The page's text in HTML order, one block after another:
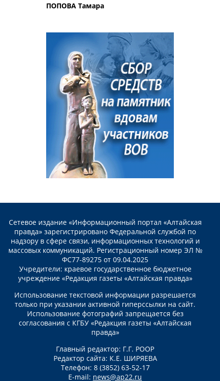
ПОПОВА Тамара
Сетевое издание «Информационный портал «Алтайская
правда» зарегистрировано Федеральной службой по
надзору в сфере связи, информационных технологий и
массовых коммуникаций. Регистрационный номер ЭЛ №
ФС77-89275 от 09.04.2025
Учредители: краевое государственное бюджетное
учреждение «Редакция газеты «Алтайская правда»
Использование текстовой информации разрешается
только при указании активной гиперссылки на сайт.
Использование фотографий запрещается без
согласования с КГБУ «Редакция газеты «Алтайская
правда»
Главный редактор: Г.Г. РООР
Редактор сайта: К.Е. ШИРЯЕВА
Телефон: 8 (3852) 63-52-17
E-mail: news@ap22.ru